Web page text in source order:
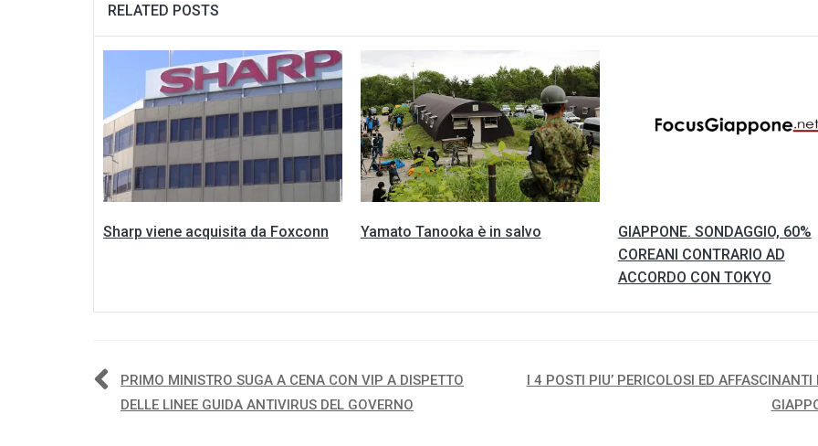
RELATED POSTS
Sharp viene acquisita da Foxconn Yamato Tanooka è in salvo
GIAPPONE. SONDAGGIO, 60%
COREANI CONTRARIO AD
ACCORDO CON TOKYO
Navigazione
PRIMO MINISTRO SUGA A CENA CON VIP A DISPETTO
DELLE LINEE GUIDA ANTIVIRUS DEL GOVERNO
I 4 POSTI PIU’ PERICOLOSI ED AFFASCINANTI